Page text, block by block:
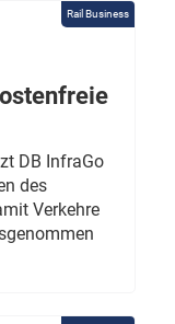
Rail Business
DB InfraGo
des
Verkehre